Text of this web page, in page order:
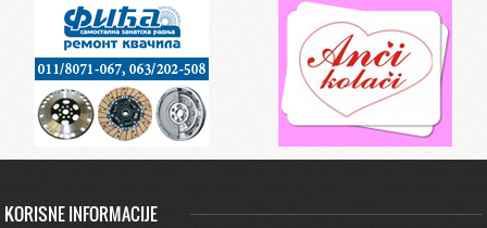
KORISNE INFORMACIJE